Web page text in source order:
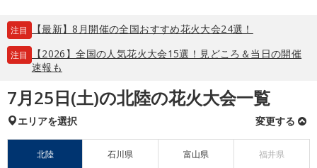
注目 【最新】8月開催の全国おすすめ花火大会24選！
注目
【2026】全国の人気花火大会15選！見どころ＆当日の開催
速報も
7月25日(土)の北陸の花火大会一覧
エリアを選択 変更する
北陸 石川県 富山県 福井県